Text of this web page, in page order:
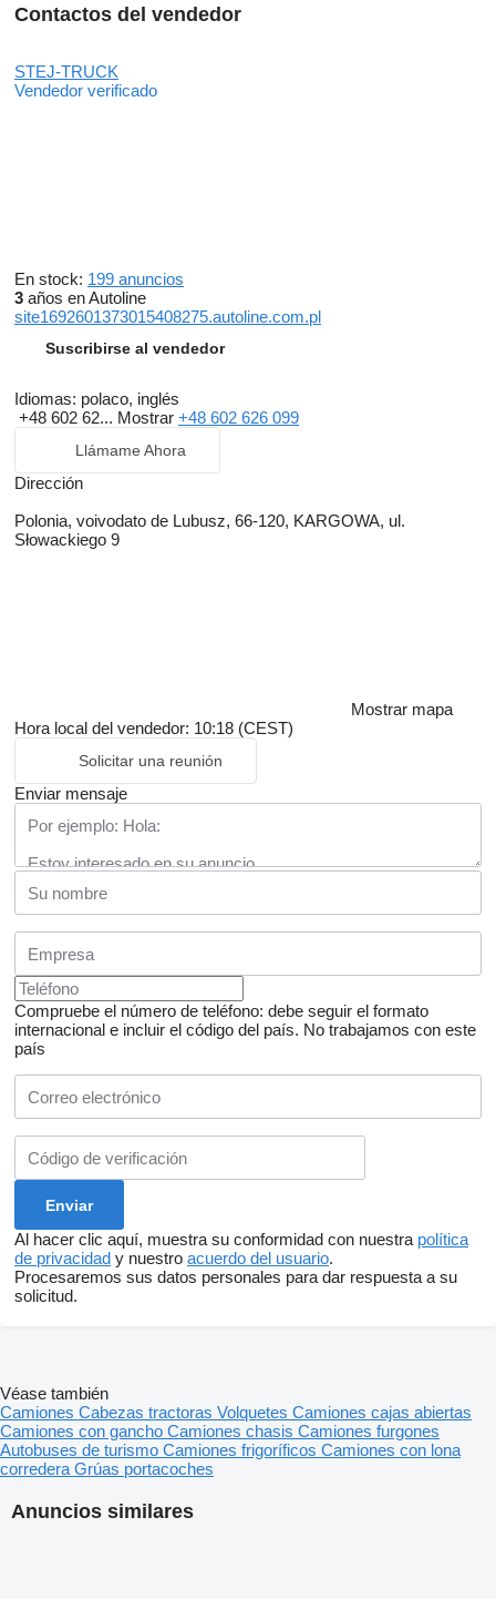
Contactos del vendedor
STEJ-TRUCK
Vendedor verificado
En stock: 199 anuncios
3 años en Autoline
site1692601373015408275.autoline.com.pl
Suscribirse al vendedor
Idiomas: polaco, inglés
+48 602 62... Mostrar +48 602 626 099
Llámame Ahora
Dirección
Polonia, voivodato de Lubusz, 66-120, KARGOWA, ul.
Słowackiego 9
Mostrar mapa
Hora local del vendedor: 10:18 (CEST)
Solicitar una reunión
Enviar mensaje
Compruebe el número de teléfono: debe seguir el formato
internacional e incluir el código del país. No trabajamos con este
país
Al hacer clic aquí, muestra su conformidad con nuestra política
de privacidad y nuestro acuerdo del usuario.
Procesaremos sus datos personales para dar respuesta a su
solicitud.
Anuncios similares
Véase también
Camiones Cabezas tractoras Volquetes Camiones cajas abiertas
Camiones con gancho Camiones chasis Camiones furgones
Autobuses de turismo Camiones frigoríficos Camiones con lona
corredera Grúas portacoches